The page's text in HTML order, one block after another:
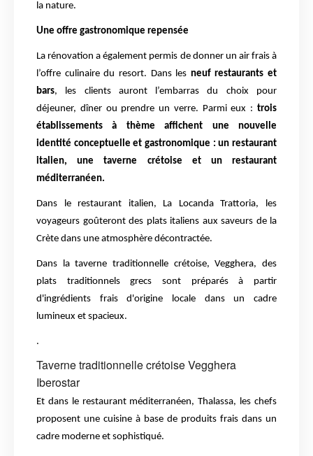
la nature.
Une offre gastronomique repensée
La rénovation a également permis de donner un air frais à
l’offre culinaire du resort. Dans les neuf restaurants et
bars, les clients auront l’embarras du choix pour
déjeuner, dîner ou prendre un verre. Parmi eux : trois
établissements à thème affichent une nouvelle
identité conceptuelle et gastronomique : un restaurant
italien, une taverne crétoise et un restaurant
méditerranéen.
Dans le restaurant italien, La Locanda Trattoria, les
voyageurs goûteront des plats italiens aux saveurs de la
Crète dans une atmosphère décontractée.
Dans la taverne traditionnelle crétoise, Vegghera, des
plats traditionnels grecs sont préparés à partir
d'ingrédients frais d'origine locale dans un cadre
lumineux et spacieux.
.
Taverne traditionnelle crétoise Vegghera
Iberostar
Et dans le restaurant méditerranéen, Thalassa, les chefs
proposent une cuisine à base de produits frais dans un
cadre moderne et sophistiqué.